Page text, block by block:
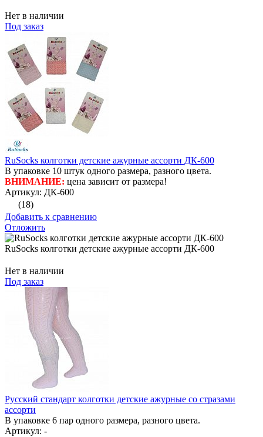
Нет в наличии
Под заказ
RuSocks колготки детские ажурные ассорти ДК-600
В упаковке 10 штук одного размера, разного цвета.
ВНИМАНИЕ: цена зависит от размера!
Артикул: ДК-600
(18)
Добавить к сравнению
Отложить
RuSocks колготки детские ажурные ассорти ДК-600
Нет в наличии
Под заказ
Русский стандарт колготки детские ажурные со стразами
ассорти
В упаковке 6 пар одного размера, разного цвета.
Артикул: -